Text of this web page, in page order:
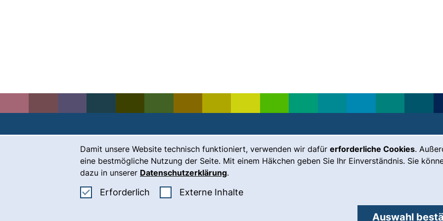
Damit unsere Website technisch funktioniert, verwenden wir dafür erforderliche Cookies.
eine bestmögliche Nutzung der Seite. Mit einem Häkchen geben Sie Ihr Einverständnis. Sie
dazu in unserer Datenschutzerklärung.
Erforderlich Erforderliche Cookies akzeptieren
Externe Inhalte: Externe Inhalte / Cookies akzeptieren
Auswahl
Kontakt
Karriere
Presse
(externer Link, öffnet neues Fenster)
Leichte Sprache
Gebärdensprache
Impressum
Cookie-
Einstellungen